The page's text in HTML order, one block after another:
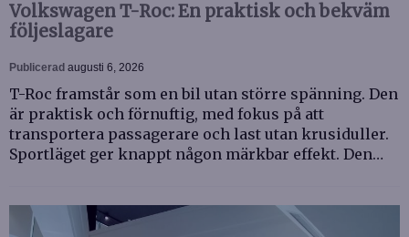
Volkswagen T-Roc: En praktisk och bekväm
följeslagare
Publicerad augusti 6, 2026
T-Roc framstår som en bil utan större spänning. Den
är praktisk och förnuftig, med fokus på att
transportera passagerare och last utan krusiduller.
Sportläget ger knappt någon märkbar effekt. Den…